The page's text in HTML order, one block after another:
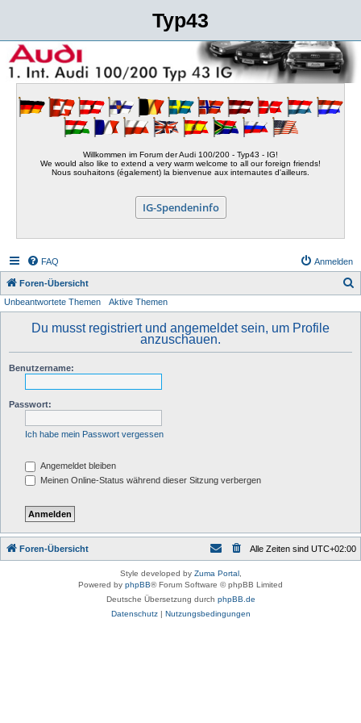
Typ43
Willkommen im Forum der Audi 100/200 - Typ43 - IG!
We would also like to extend a very warm welcome to all our foreign friends!
Nous souhaitons (également) la bienvenue aux internautes d'ailleurs.
IG-Spendeninfo
FAQ Anmelden
Foren-Übersicht
Unbeantwortete Themen Aktive Themen
Du musst registriert und angemeldet sein, um Profile
anzuschauen.
Benutzername:
Passwort:
Ich habe mein Passwort vergessen
Angemeldet bleiben
Meinen Online-Status während dieser Sitzung verbergen
Foren-Übersicht Alle Zeiten sind UTC+02:00
Style developed by Zuma Portal,
Powered by phpBB® Forum Software © phpBB Limited
Deutsche Übersetzung durch phpBB.de
Datenschutz| Nutzungsbedingungen